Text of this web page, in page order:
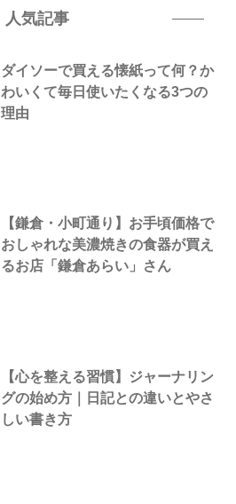
人気記事
ダイソーで買える懐紙って何？か
わいくて毎日使いたくなる3つの
理由
【鎌倉・小町通り】お手頃価格で
おしゃれな美濃焼きの食器が買え
るお店「鎌倉あらい」さん
【心を整える習慣】ジャーナリン
グの始め方｜日記との違いとやさ
しい書き方